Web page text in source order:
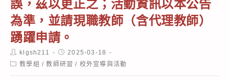
誤，茲以更正之；活動資訊以本公告
為準，並請現職教師（含代理教師）
踴躍申請。
Post
author:
klgsh211
Post
published:
2025-03-18
Post教學組 / 教師研習 / 校外宣導與活動